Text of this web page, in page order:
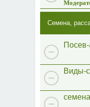
Семена,
Посев-
Виды-